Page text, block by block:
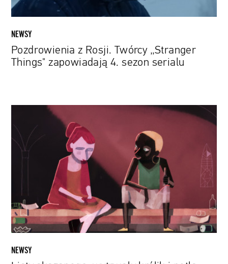
serialu
NEWSY
Pozdrowienia z Rosji. Twórcy „Stranger
Things" zapowiadają 4. sezon serialu
wytrwały
królik
czym
opowiadają
oscarowe
krótkometrażówki
NEWSY